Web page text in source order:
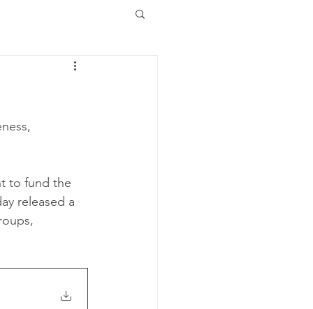
to fund the
released a